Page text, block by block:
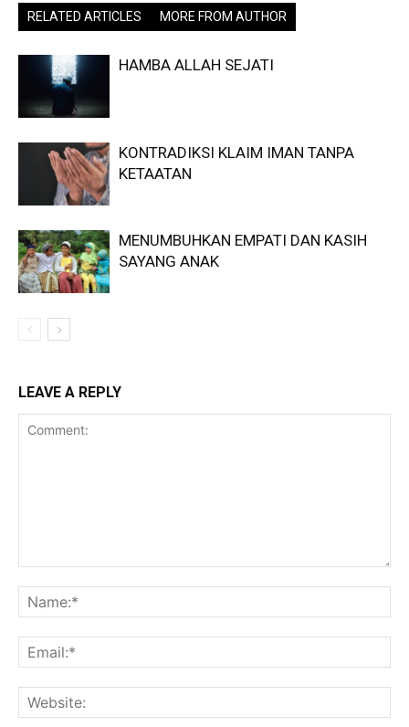
RELATED ARTICLES MORE FROM AUTHOR
HAMBA ALLAH SEJATI
KONTRADIKSI KLAIM IMAN TANPA
KETAATAN
MENUMBUHKAN EMPATI DAN KASIH
SAYANG ANAK
LEAVE A REPLY